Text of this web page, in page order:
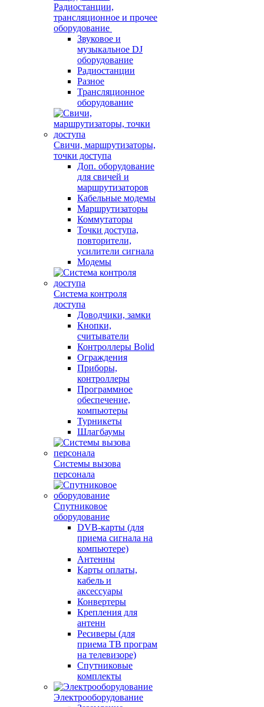
Радиостанции,
трансляционное и прочее
оборудование
Звуковое и
музыкальное DJ
оборудование
Радиостанции
Разное
Трансляционное
оборудование
Свичи, маршрутизаторы,
точки доступа
Доп. оборудование
для свичей и
маршрутизаторов
Кабельные модемы
Маршрутизаторы
Коммутаторы
Точки доступа,
повторители,
усилители сигнала
Модемы
Система контроля
доступа
Доводчики, замки
Кнопки,
считыватели
Контроллеры Bolid
Ограждения
Приборы,
контроллеры
Программное
обеспечение,
компьютеры
Турникеты
Шлагбаумы
Системы вызова
персонала
Спутниковое
оборудование
DVB-карты (для
приема сигнала на
компьютере)
Антенны
Карты оплаты,
кабель и
аксессуары
Конвертеры
Крепления для
антенн
Ресиверы (для
приема ТВ програм
на телевизоре)
Спутниковые
комплекты
Электрооборудование